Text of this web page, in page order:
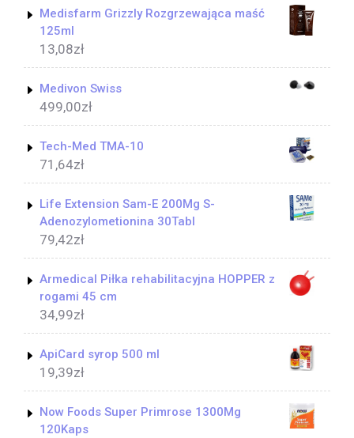
Medisfarm Grizzly Rozgrzewająca maść
125ml
13,08zł
Medivon Swiss
499,00zł
Tech-Med TMA-10
71,64zł
Life Extension Sam-E 200Mg S-
Adenozylometionina 30Tabl
79,42zł
Armedical Piłka rehabilitacyjna HOPPER z
rogami 45 cm
34,99zł
ApiCard syrop 500 ml
19,39zł
Now Foods Super Primrose 1300Mg
120Kaps